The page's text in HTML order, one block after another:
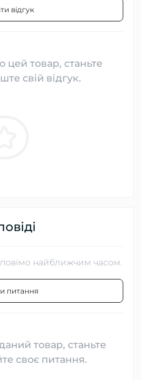
відгук
цей товар, станьте
свій відгук.
найближчим часом.
питання
товар, станьте
своє питання.